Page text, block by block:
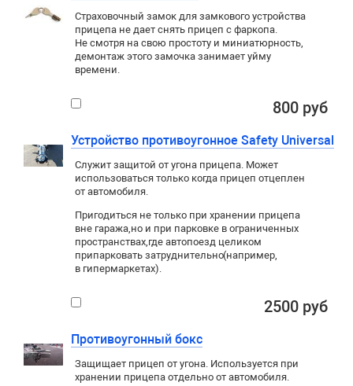
Страховочный замок для замкового устройства
прицепа не дает снять прицеп с фаркопа.
Не смотря на свою простоту и миниатюрность,
демонтаж этого замочка занимает уйму
времени.
800 руб
Устройство противоугонное Safety Universal
Служит защитой от угона прицепа. Может
использоваться только когда прицеп отцеплен
от автомобиля.
Пригодиться не только при хранении прицепа
вне гаража,но и при парковке в ограниченных
пространствах,где автопоезд целиком
припарковать затруднительно(например,
в гипермаркетах).
2500 руб
Противоугонный бокс
Защищает прицеп от угона. Используется при
хранении прицепа отдельно от автомобиля.